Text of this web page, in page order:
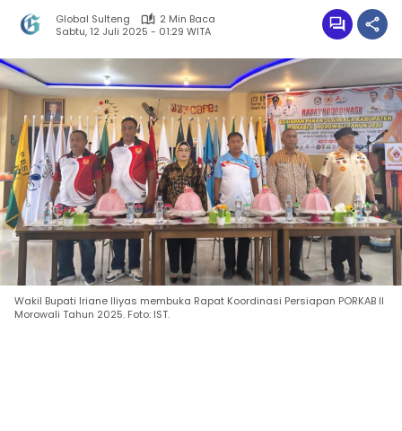
Global Sulteng
2 Min Baca
Sabtu, 12 Juli 2025 - 01:29 WITA
Wakil Bupati Iriane Iliyas membuka Rapat Koordinasi Persiapan PORKAB II
Morowali Tahun 2025. Foto: IST.